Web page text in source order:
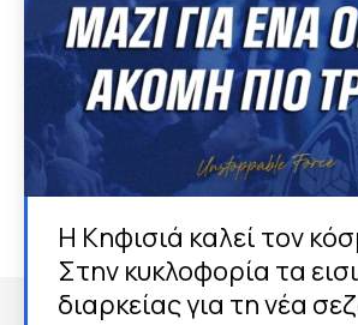
Η Κηφισιά καλεί τον
Στην κυκλοφορία τα
διαρκείας για τη νέα